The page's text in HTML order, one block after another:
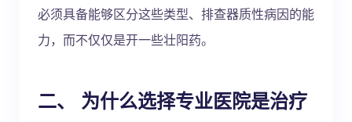
必须具备能够区分这些类型、排查器质性病因的能
力，而不仅仅是开一些壮阳药。
二、 为什么选择专业医院是治疗